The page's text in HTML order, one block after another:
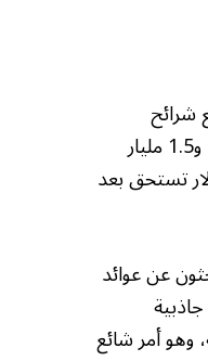
شرائح
مختلفة الآجال. تضمنت هذه الشرائح سندات بقيمة 500 مليون دولار تستحق بعد 3 سنوات، و1.5 مليار
تستحق بعد 10 سنوات، وأخيرًا 750 مليون دولار تستحق بعد
عن عوائد
وهو أمر شائع